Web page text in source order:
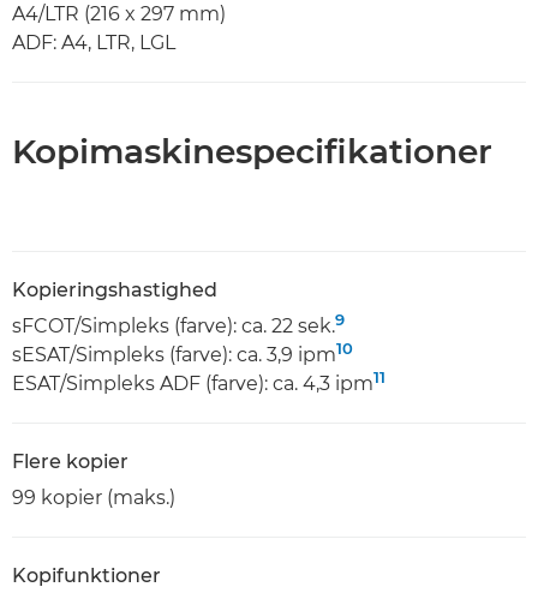
A4/LTR (216 x 297 mm)
ADF: A4, LTR, LGL
Kopimaskinespecifikationer
Kopieringshastighed
sFCOT/Simpleks (farve): ca. 22 sek.9
sESAT/Simpleks (farve): ca. 3,9 ipm10
ESAT/Simpleks ADF (farve): ca. 4,3 ipm11
Flere kopier
99 kopier (maks.)
Kopifunktioner